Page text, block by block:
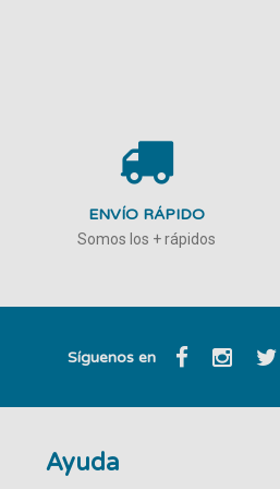
ENVÍO RÁPIDO
Somos los + rápidos
Síguenos en
Ayuda